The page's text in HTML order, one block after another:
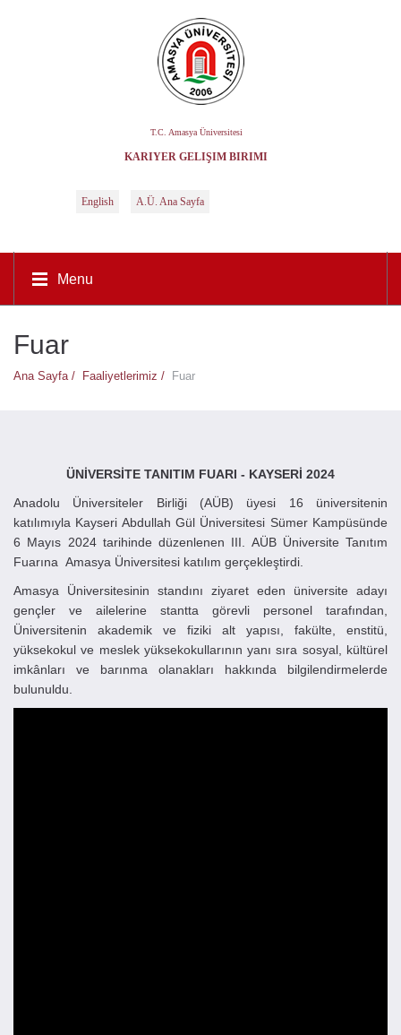
T.C. Amasya Üniversitesi
KARIYER GELIŞIM BIRIMI
English A.Ü. Ana Sayfa
Menu
Fuar
Ana Sayfa / Faaliyetlerimiz / Fuar
ÜNİVERSİTE TANITIM FUARI - KAYSERİ 2024
Anadolu Üniversiteler Birliği (AÜB) üyesi 16 üniversitenin
katılımıyla Kayseri Abdullah Gül Üniversitesi Sümer Kampüsünde
6 Mayıs 2024 tarihinde düzenlenen III. AÜB Üniversite Tanıtım
Fuarına Amasya Üniversitesi katılım gerçekleştirdi.
Amasya Üniversitesinin standını ziyaret eden üniversite adayı
gençler ve ailelerine stantta görevli personel tarafından,
Üniversitenin akademik ve fiziki alt yapısı, fakülte, enstitü,
yüksekokul ve meslek yüksekokullarının yanı sıra sosyal, kültürel
imkânları ve barınma olanakları hakkında bilgilendirmelerde
bulunuldu.